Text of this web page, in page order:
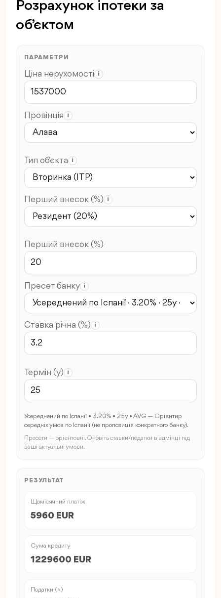
Розрахунок іпотеки за
об’єктом
ПАРАМЕТРИ
Ціна нерухомості i
Провінція i
Тип об’єкта i
Перший внесок (%) i
Перший внесок (%)
Пресет банку i
Ставка річна (%) i
Термін (y) i
Усереднений по Іспанії • 3.20% • 25y • AVG — Орієнтир
середніх умов по Іспанії (не пропозиція конкретного банку).
Пресети — орієнтовні. Оновіть ставки/податки в адмінці під
ваші актуальні умови.
РЕЗУЛЬТАТ
Щомісячний платіж
5960 EUR
Сума кредиту
1229600 EUR
Податки (≈)